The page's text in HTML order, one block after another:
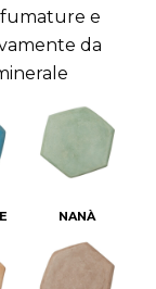
e
da
NANÀ